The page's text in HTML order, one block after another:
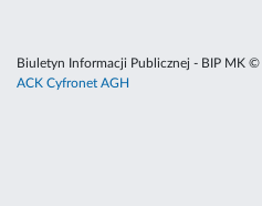
Biuletyn Informacji Publicznej - BIP MK
ACK Cyfronet AGH